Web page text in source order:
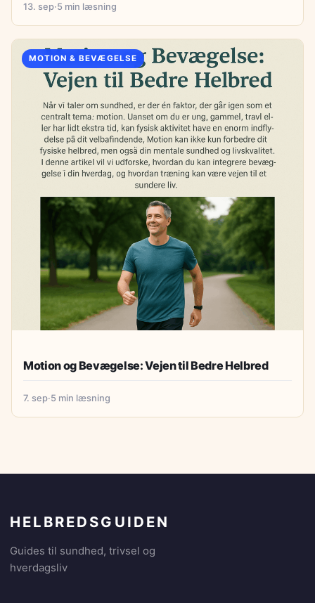
13. sep·5 min læsning
MOTION & BEVÆGELSE
Motion og Bevægelse: Vejen til Bedre Helbred
7. sep·5 min læsning
HELBREDSGUIDEN
Guides til sundhed, trivsel og
hverdagsliv